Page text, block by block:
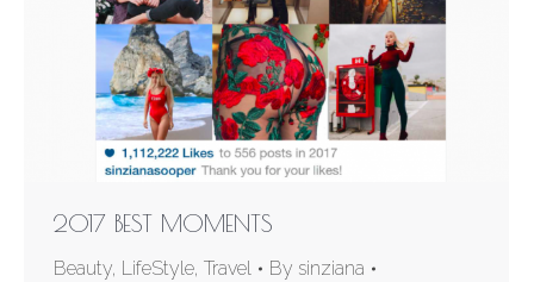
2017 BEST MOMENTS
Beauty, LifeStyle, Travel By sinziana